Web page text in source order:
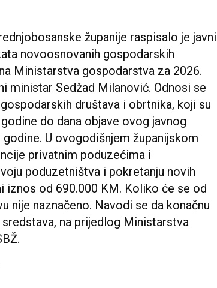
županije raspisalo je javni
novoosnovanih gospodarskih
Ministarstva gospodarstva za 2026.
ministar Sedžad Milanović. Odnosi se
društava i obrtnika, koji su
do dana objave ovog javnog
U ovogodišnjem županijskom
privatnim poduzećima i
poduzetništva i pokretanju novih
iznos od 690.000 KM. Koliko će se od
nije naznačeno. Navodi se da konačnu
na prijedlog Ministarstva